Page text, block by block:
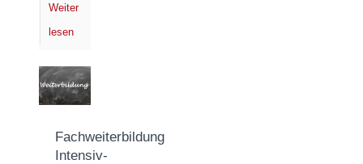
Weiter
lesen
Fachweiterbildung
Intensiv-